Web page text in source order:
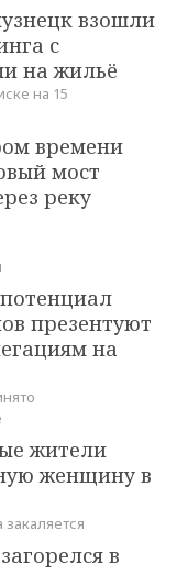
взошли
с
на жильё
на 15
времени
мост
реку
презентуют
на
жители
женщину в
в